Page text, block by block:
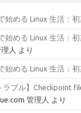
始める Linux 生活：
始める Linux 生活：
人
より
始める Linux 生活：
ラブル】Checkpoint
管理人 より